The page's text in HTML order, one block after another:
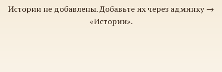
Истории не добавлены. Добавьте их через админку →
«Истории».